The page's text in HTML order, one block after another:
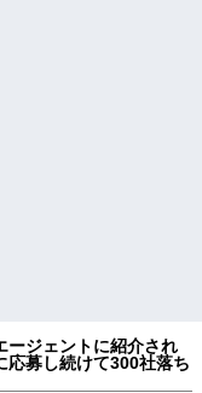
ージェントに紹介され
応募し続けて300社落ち